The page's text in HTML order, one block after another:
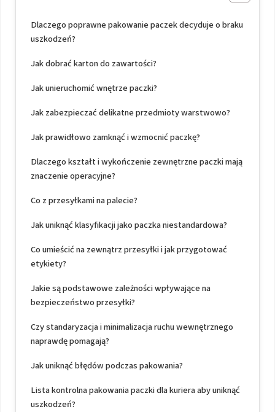
Dlaczego poprawne pakowanie paczek decyduje o braku
uszkodzeń?
Jak dobrać karton do zawartości?
Jak unieruchomić wnętrze paczki?
Jak zabezpieczać delikatne przedmioty warstwowo?
Jak prawidłowo zamknąć i wzmocnić paczkę?
Dlaczego kształt i wykończenie zewnętrzne paczki mają
znaczenie operacyjne?
Co z przesyłkami na palecie?
Jak uniknąć klasyfikacji jako paczka niestandardowa?
Co umieścić na zewnątrz przesyłki i jak przygotować
etykiety?
Jakie są podstawowe zależności wpływające na
bezpieczeństwo przesyłki?
Czy standaryzacja i minimalizacja ruchu wewnętrznego
naprawdę pomagają?
Jak uniknąć błędów podczas pakowania?
Lista kontrolna pakowania paczki dla kuriera aby uniknąć
uszkodzeń?